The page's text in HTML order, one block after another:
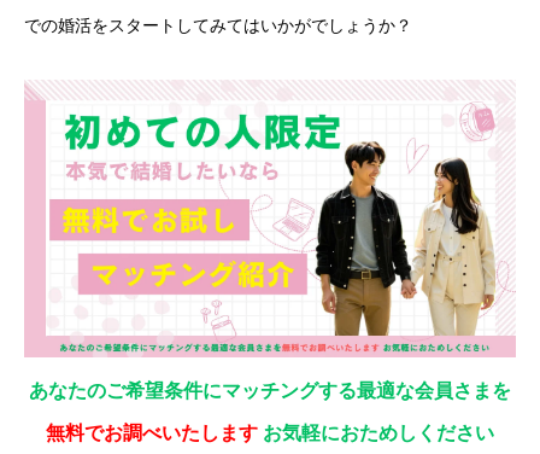
での婚活をスタートしてみてはいかがでしょうか？
あなたのご希望条件にマッチングする最適な会員さまを
無料でお調べいたします お気軽におためしください